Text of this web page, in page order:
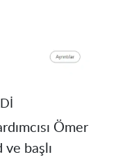
Ömer
başlı